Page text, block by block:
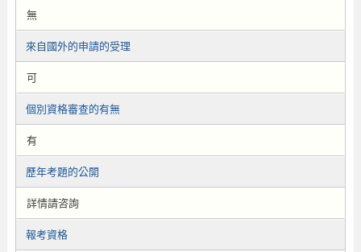
無
來自國外的申請的受理
可
個別資格審查的有無
有
歷年考題的公開
詳情請咨詢
報考資格